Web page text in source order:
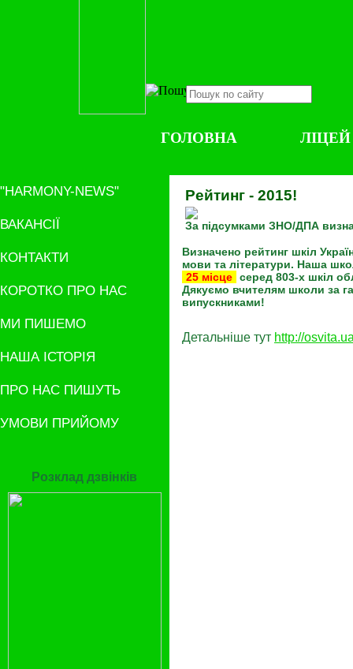
ГОЛОВНА ЛІЦЕЙ
"HARMONY-NEWS"
ВАКАНСІЇ
КОНТАКТИ
КОРОТКО ПРО НАС
МИ ПИШЕМО
НАША ІСТОРІЯ
ПРО НАС ПИШУТЬ
УМОВИ ПРИЙОМУ
Розклад дзвінків
Рейтинг - 2015!
За підсумками ЗНО/ДПА
Визначено рейтинг шкіл
мови та літератури. Наша
25 місце серед 803-х шкіл
Дякуємо вчителям школи за
випускниками!
Детальніше тут http://